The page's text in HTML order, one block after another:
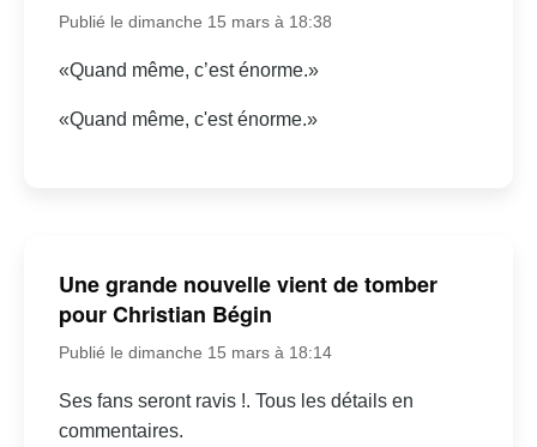
Publié le dimanche 15 mars à 18:38
«Quand même, c’est énorme.»
«Quand même, c'est énorme.»
Une grande nouvelle vient de tomber
pour Christian Bégin
Publié le dimanche 15 mars à 18:14
Ses fans seront ravis !. Tous les détails en
commentaires.